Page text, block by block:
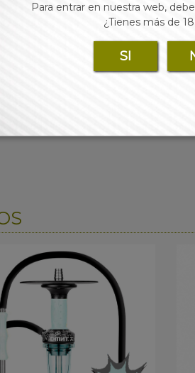
Para entrar en nuestra web,
¿Tienes más de
SI